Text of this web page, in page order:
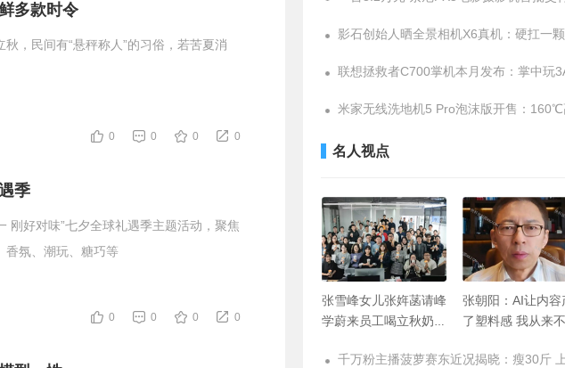
多款时令
，民间有“悬秤称人”的习俗，若苦夏消
0 0 0 0
季
刚好对味”七夕全球礼遇季主题活动，聚焦
香氛、潮玩、糖巧等
0 0 0 0
名人视点
张雪峰女儿张姩菡请峰
学蔚来员工喝立秋奶茶
张朝阳：AI让内容
了塑料感 我从来